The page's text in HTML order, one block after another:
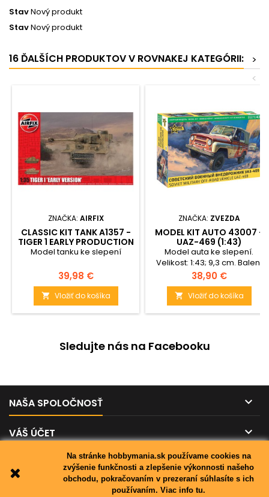
Na stránke hobbymania.sk používame cookies na
zvýšenie funkčnosti a zlepšenie výkonnosti našeho
obchodu, pokračovaním v prezeraní súhlasíte s ich
používaním. Viac info tu.
StavNový produkt
StavNový produkt
16 ĎALŠÍCH PRODUKTOV V ROVNAKEJ KATEGÓRII:
>
<
ZNAČKA: AIRFIX
CLASSIC KIT TANK A1357 -
TIGER 1 EARLY PRODUCTION
VERSION (1:35)
Model tanku ke slepení
Cena
39,98 €
 Vložiť do košíka
ZNAČKA: ZVEZDA
MODEL KIT AUTO 43007 -
UAZ-469 (1:43)
Model auta ke slepení.
Velikost: 1:43; 9,3 cm. Balení
obsahuje: 137 dílků ke
slepení.
Cena
38,90 €
 Vložiť do košíka
Sledujte nás na Facebooku
NAŠA SPOLOČNOSŤ 
VÁŠ ÚČET 

© Copyright 2026 hobbymania.sk. All Rights Reserved.